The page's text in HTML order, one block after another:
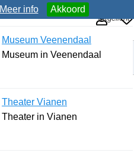
Meer info Akkoord
Uitgelicht
Museum Veenendaal
Museum in Veenendaal
Theater Vianen
Theater in Vianen